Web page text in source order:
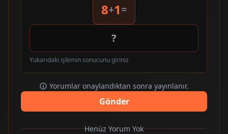
8+1=
Yukarıdaki işlemin sonucunu giriniz
Yorumlar onaylandıktan sonra yayınlanır.
Gönder
Henüz Yorum Yok